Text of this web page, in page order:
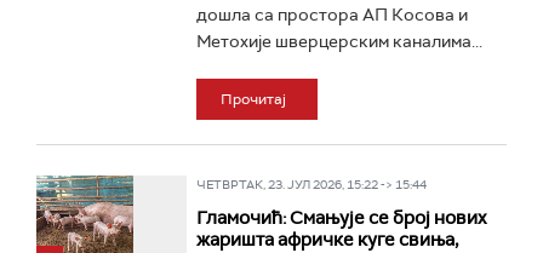
дошла са простора АП Косова и
Метохије шверцерским каналима...
Прочитај
ЧЕТВРТАК, 23. ЈУЛ 2026, 15:22 -> 15:44
Гламочић: Смањује се број нових
жаришта афричке куге свиња,